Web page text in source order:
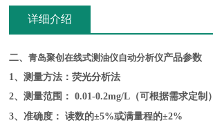
详细介绍
二、青岛聚创在线式测油仪自动分析仪产品参数
1、测量方法：荧光分析法
2、测量范围： 0.01-0.2mg/L（可根据需求定制）
3、准确度： 读数的±5%或满量程的±2%